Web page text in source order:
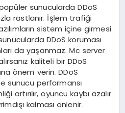
sunucularda DDoS
rastlanır. İşlem trafiği
sistem içine girmesi
DDoS koruması
da yaşanmaz. Mc server
kaliteli bir DDoS
önem verin. DDoS
sunucu performansı
artırılır, oyuncu kaybı azalır
kalması önlenir.